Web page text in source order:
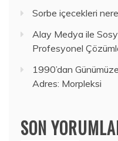
Sorbe içecekleri
Alay Medya ile
Profesyonel
1990’dan
Adres: Morpleksi
SON